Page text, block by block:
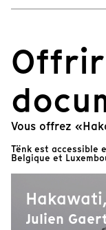
Vous offrez
Tënk est accessible
Belgique et
Julien